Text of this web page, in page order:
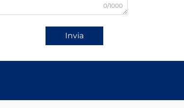
0/1000
Invia